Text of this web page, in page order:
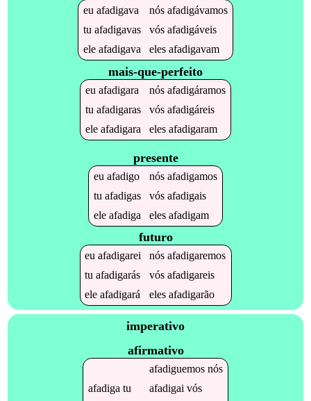
eu afadigava nós afadigávamos
tu afadigavas vós afadigáveis
ele afadigava eles afadigavam
mais-que-perfeito
eu afadigara nós afadigáramos
tu afadigaras vós afadigáreis
ele afadigara eles afadigaram
presente
eu afadigo nós afadigamos
tu afadigas vós afadigais
ele afadiga eles afadigam
futuro
euafadigarei nósafadigaremos
tuafadigarás vósafadigareis
eleafadigará elesafadigarão
imperativo
afirmativo
afadiguemosnós
afadiga tu afadigai vós